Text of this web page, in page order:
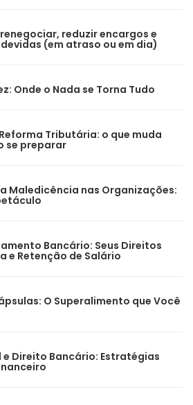
renegociar, reduzir encargos e
(em atraso ou em dia)
Onde o Nada se Torna Tudo
Tributária: o que muda
se preparar
Maledicência nas Organizações:
Bancário: Seus Direitos
e Retenção de Salário
O Superalimento que Você
Direito Bancário: Estratégias